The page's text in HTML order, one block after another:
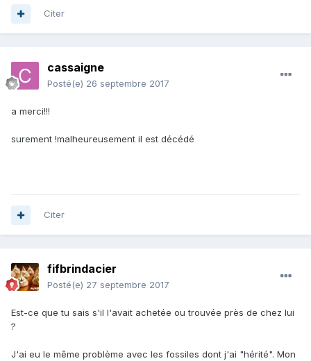
Citer
cassaigne
Posté(e) 26 septembre 2017
a merci!!!
surement !malheureusement il est décédé
Citer
fifbrindacier
Posté(e) 27 septembre 2017
Est-ce que tu sais s'il l'avait achetée ou trouvée près de chez lui
?
J'ai eu le même problème avec les fossiles dont j'ai "hérité". Mon